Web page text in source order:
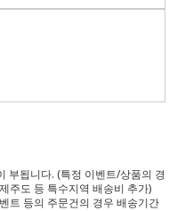
부됩니다. (특정 이벤트/상품의 경
주도 등 특수지역 배송비 추가)
트 등의 주문건의 경우 배송기간